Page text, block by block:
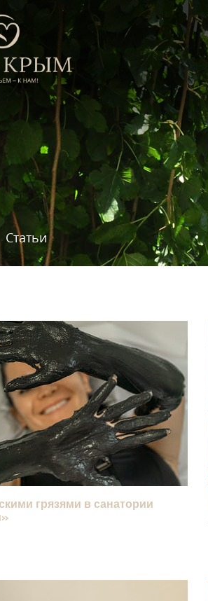
Статьи
грязями в санатории